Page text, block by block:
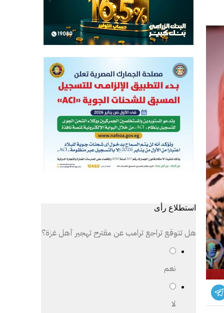
استطلاع رأى
هل تتوقع تراجع ترامب عن مقترح تهجير أهل غزة؟
نعم
لا